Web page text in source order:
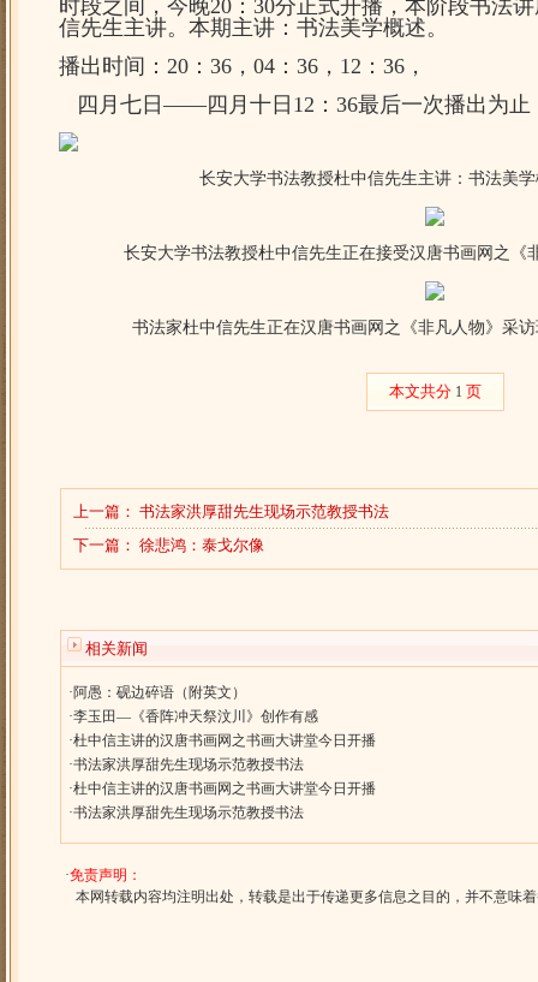
时段之间，今晚20：30分正式开播，本阶段书法
信先生主讲。本期主讲：书法美学概述。
播出时间：20：36，04：36，12：36，
四月七日——四月十日12：36最后一次播出为止
长安大学书法教授杜中信先生主讲：书法美
长安大学书法教授杜中信先生正在接受汉唐书画网之《
书法家杜中信先生正在汉唐书画网之《非凡人物》采
本文共分 1 页
上一篇： 书法家洪厚甜先生现场示范教授书法
下一篇： 徐悲鸿：泰戈尔像
相关新闻
·阿愚：砚边碎语（附英文）
·李玉田—《香阵冲天祭汶川》创作有感
·杜中信主讲的汉唐书画网之书画大讲堂今日开播
·书法家洪厚甜先生现场示范教授书法
·杜中信主讲的汉唐书画网之书画大讲堂今日开播
·书法家洪厚甜先生现场示范教授书法
·免责声明：
本网转载内容均注明出处，转载是出于传递更多信息之目的，并不意味